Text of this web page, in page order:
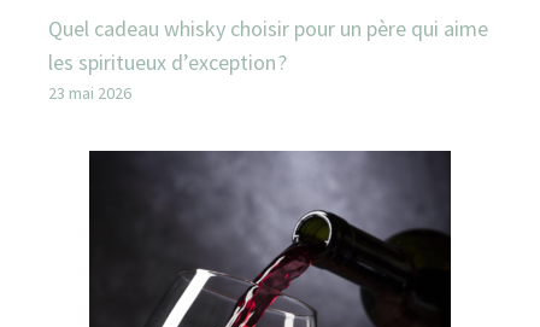
Quel cadeau whisky choisir pour un père qui aime
les spiritueux d’exception ?
23 mai 2026